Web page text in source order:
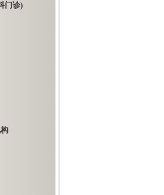
门诊)